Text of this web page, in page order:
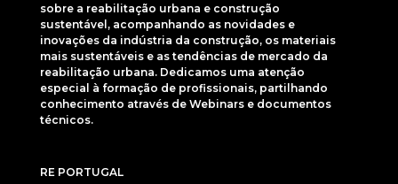
sobre a reabilitação urbana e construção
sustentável, acompanhando as novidades e
inovações da indústria da construção, os materiais
mais sustentáveis e as tendências de mercado da
reabilitação urbana. Dedicamos uma atenção
especial à formação de profissionais, partilhando
conhecimento através de Webinars e documentos
técnicos.
RE PORTUGAL